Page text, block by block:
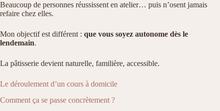
Beaucoup de personnes réussissent en atelier… puis n’osent jamais
refaire chez elles.
Mon objectif est différent : que vous soyez autonome dès le
lendemain.
La pâtisserie devient naturelle, familière, accessible.
Le déroulement d’un cours à domicile
Comment ça se passe concrètement ?